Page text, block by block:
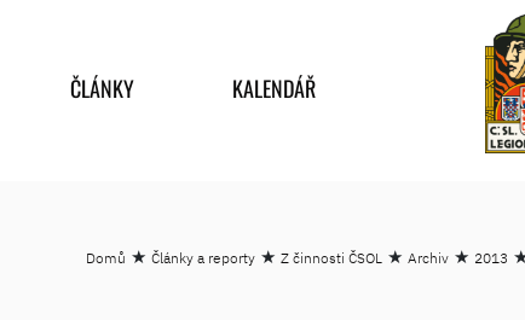
ČLÁNKY KALENDÁŘ
Domů ★ Články a reporty★ Z činnosti ČSOL★ Archiv★ 2013